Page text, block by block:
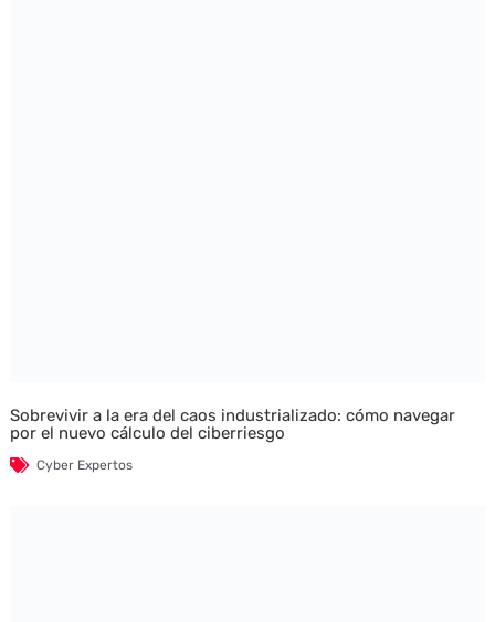
Sobrevivir a la era del caos industrializado: cómo navegar
por el nuevo cálculo del ciberriesgo
Cyber Expertos